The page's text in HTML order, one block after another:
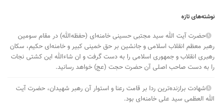
نوشته‌های تازه
حضرت آیت الله سید مجتبی حسینی خامنه‌ای (حفظه‌الله) در مقام سومین
رهبر معظم انقلاب اسلامی و جانشین بر حق خمینی کبیر و خامنه‌ای حکیم، سکان
رهبری انقلاب و جمهوری اسلامی را به دست گرفت و ان شاءالله این کشتی نجات
را به دست صاحب اصلی آن حضرت حجت (عج) خواهد رسانید.
شهادت برازنده‌ترین ردا بر قامت رعنا و استوار آن رهبر شهیدان، حضرت آیت
الله العظمی سید علی خامنه‌ای بود.